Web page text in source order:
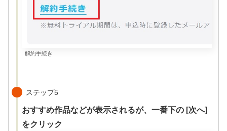
解約手続き
ステップ5
おすすめ作品などが表示されるが、一番下の [次へ]
をクリック